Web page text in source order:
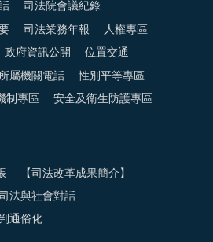
司法院會議紀錄
司法業務年報 人權專區
政府資訊公開 位置交通
屬機關電話 性別平等專區
制專區 安全及衛生防護專區
【司法改革成果簡介】
法與社會對話
通俗化